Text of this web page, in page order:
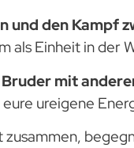
den Kampf
als Einheit in der
mit
ureigene